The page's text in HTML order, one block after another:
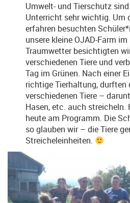
Umwelt- und Tierschutz
Unterricht sehr wichtig. Um
erfahren besuchten
unsere kleine OJAD-Farm
Traumwetter besichtigten
verschiedenen Tiere und
Tag im Grünen. Nach einer
richtige Tierhaltung, durften
verschiedenen Tiere –
Hasen, etc. auch streicheln.
heute am Programm. Die
so glauben wir – die Tiere
Streicheleinheiten.